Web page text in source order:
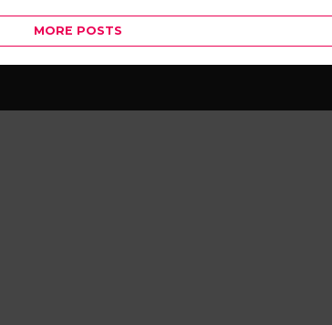
MORE POSTS